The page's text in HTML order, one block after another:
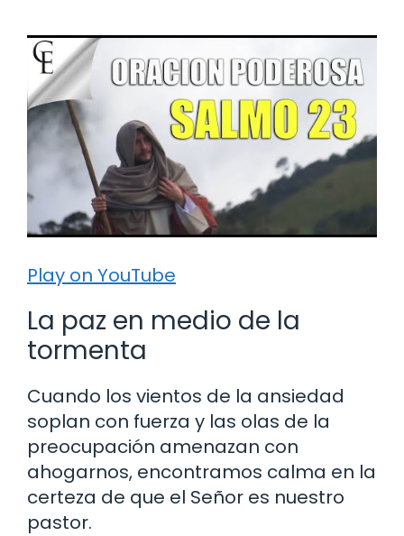
Play on YouTube
La paz en medio de la
tormenta
Cuando los vientos de la ansiedad
soplan con fuerza y las olas de la
preocupación amenazan con
ahogarnos, encontramos calma en la
certeza de que el Señor es nuestro
pastor.